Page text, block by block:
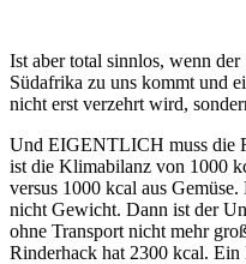
Ist aber total sinnlos, wenn der
Südafrika zu uns kommt und
nicht erst verzehrt wird,
Und EIGENTLICH muss die
ist die Klimabilanz von 1000
versus 1000 kcal aus Gemüse.
nicht Gewicht. Dann ist der
ohne Transport nicht mehr
Rinderhack hat 2300 kcal.